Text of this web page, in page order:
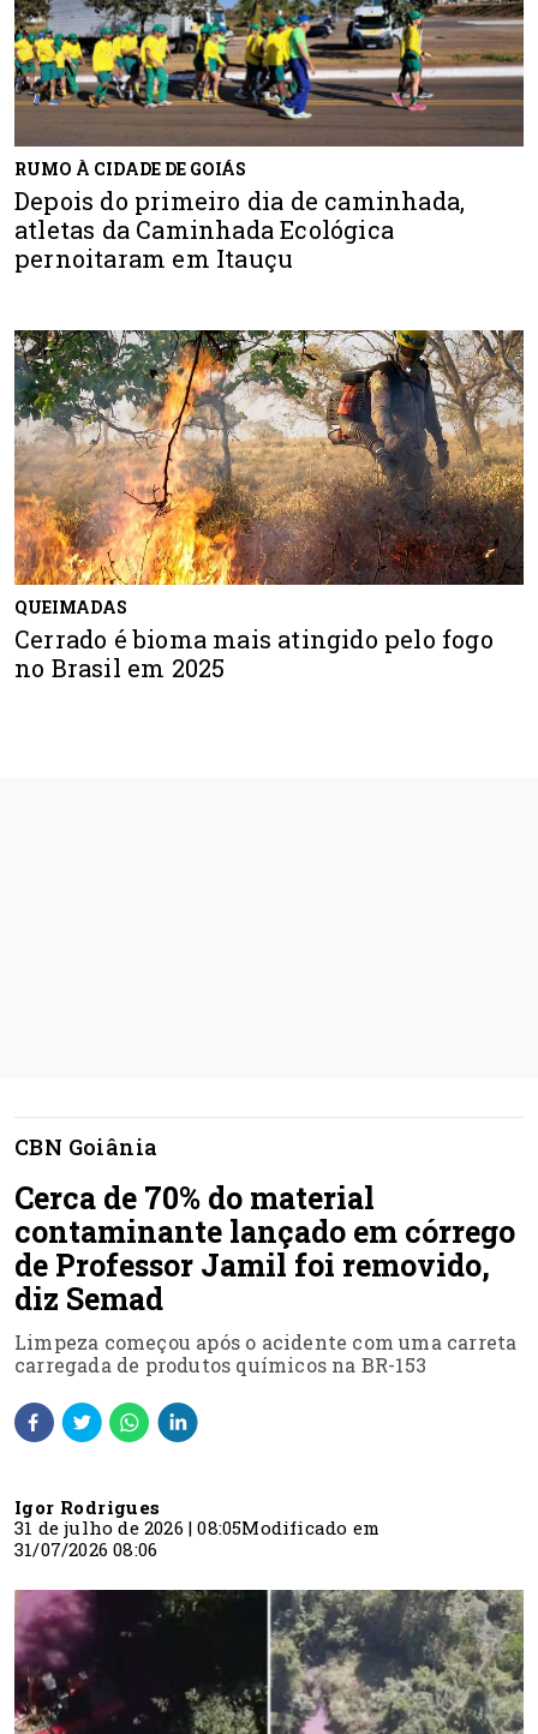
RUMO À CIDADE DE GOIÁS
Depois do primeiro dia de caminhada,
atletas da Caminhada Ecológica
pernoitaram em Itauçu
QUEIMADAS
Cerrado é bioma mais atingido pelo fogo
no Brasil em 2025
CBN Goiânia
Cerca de 70% do material
contaminante lançado em córrego
de Professor Jamil foi removido,
diz Semad
Limpeza começou após o acidente com uma carreta
carregada de produtos químicos na BR-153
Igor Rodrigues
31 de julho de 2026 | 08:05Modificado em
31/07/2026 08:06